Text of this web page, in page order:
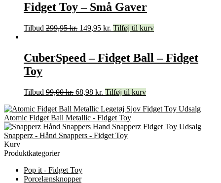
Fidget Toy – Små Gaver
Tilbud 299,95kr. 149,95 kr. Tilføj til kurv
CuberSpeed – Fidget Ball – Fidget
Toy
Tilbud 99,00kr. 68,98 kr. Tilføj til kurv
Atomic Fidget Ball Metallic - Fidget Toy
Snapperz - Hånd Snappers - Fidget Toy
Kurv
Produktkategorier
Pop it - Fidget Toy
Porcelænsknopper